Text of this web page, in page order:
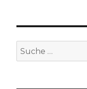
Suche
nach: